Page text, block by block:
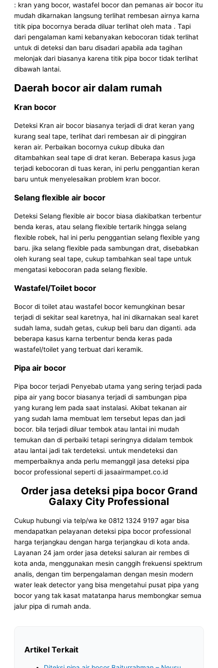
: kran yang bocor, wastafel bocor dan pemanas air bocor itu
mudah dikarnakan langsung terlihat rembesan airnya karna
titik pipa bocornya berada diluar terlihat oleh mata . Tapi
dari pengalaman kami kebanyakan kebocoran tidak terlihat
untuk di deteksi dan baru disadari apabila ada tagihan
melonjak dari biasanya karena titik pipa bocor tidak terlihat
dibawah lantai.
Daerah bocor air dalam rumah
Kran bocor
Deteksi Kran air bocor biasanya terjadi di drat keran yang
kurang seal tape, terlihat dari rembesan air di pinggiran
keran air. Perbaikan bocornya cukup dibuka dan
ditambahkan seal tape di drat keran. Beberapa kasus juga
terjadi kebocoran di tuas keran, ini perlu penggantian keran
baru untuk menyelesaikan problem kran bocor.
Selang flexible air bocor
Deteksi Selang flexible air bocor biasa diakibatkan terbentur
benda keras, atau selang flexible tertarik hingga selang
flexible robek, hal ini perlu penggantian selang flexible yang
baru. jika selang flexible pada sambungan drat, disebabkan
oleh kurang seal tape, cukup tambahkan seal tape untuk
mengatasi kebocoran pada selang flexible.
Wastafel/Toilet bocor
Bocor di toilet atau wastafel bocor kemungkinan besar
terjadi di sekitar seal karetnya, hal ini dikarnakan seal karet
sudah lama, sudah getas, cukup beli baru dan diganti. ada
beberapa kasus karna terbentur benda keras pada
wastafel/toilet yang terbuat dari keramik.
Pipa air bocor
Pipa bocor terjadi Penyebab utama yang sering terjadi pada
pipa air yang bocor biasanya terjadi di sambungan pipa
yang kurang lem pada saat instalasi. Akibat tekanan air
yang sudah lama membuat lem tersebut lepas dan jadi
bocor. bila terjadi diluar tembok atau lantai ini mudah
temukan dan di perbaiki tetapi seringnya didalam tembok
atau lantai jadi tak terdeteksi. untuk mendeteksi dan
memperbaiknya anda perlu memanggil jasa deteksi pipa
bocor professional seperti di jasaairmampet.co.id
Order jasa deteksi pipa bocor Grand
Galaxy City Professional
Cukup hubungi via telp/wa ke 0812 1324 9197 agar bisa
mendapatkan pelayanan deteksi pipa bocor professional
harga terjangkau dengan harga terjangkau di kota anda.
Layanan 24 jam order jasa deteksi saluran air rembes di
kota anda, menggunakan mesin canggih frekuensi spektrum
analis, dengan tim berpengalaman dengan mesin modern
water leak detector yang bisa mengetahui pusat pipa yang
bocor yang tak kasat matatanpa harus membongkar semua
jalur pipa di rumah anda.
Artikel Terkait